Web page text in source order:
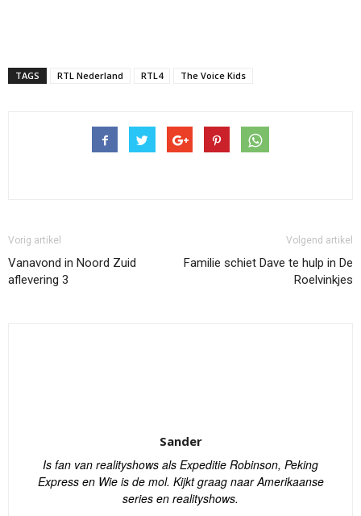
TAGS RTL Nederland RTL4 The Voice Kids
Vorig artikel
Vanavond in Noord Zuid
aflevering 3
Volgend artikel
Familie schiet Dave te hulp in De
Roelvinkjes
Sander
Is fan van realityshows als Expeditie Robinson, Peking
Express en Wie is de mol. Kijkt graag naar Amerikaanse
series en realityshows.